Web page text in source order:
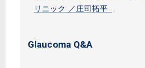
リニック ／庄司拓平
Glaucoma Q&A